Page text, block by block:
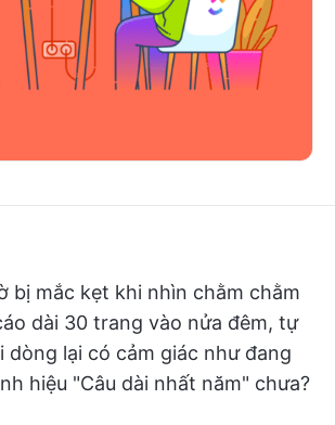
bị mắc kẹt khi nhìn chằm chằm
dài 30 trang vào nửa đêm, tự
dòng lại có cảm giác như đang
hiệu "Câu dài nhất năm" chưa?